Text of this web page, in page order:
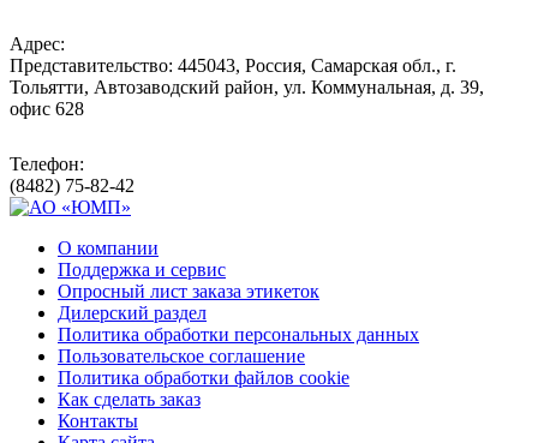
Адрес:
Представительство: 445043, Россия, Самарская обл., г.
Тольятти, Автозаводский район, ул. Коммунальная, д. 39,
офис 628
Телефон:
(8482) 75-82-42
О компании
Поддержка и сервис
Опросный лист заказа этикеток
Дилерский раздел
Политика обработки персональных данных
Пользовательское соглашение
Политика обработки файлов cookie
Как сделать заказ
Контакты